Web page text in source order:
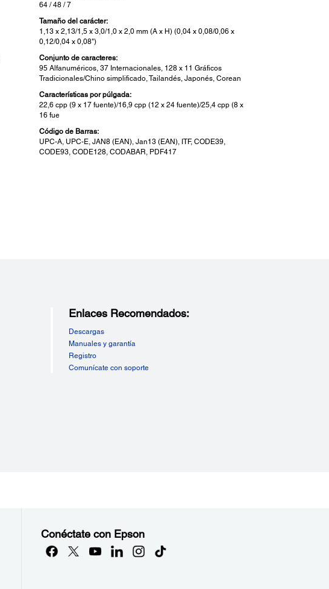
64 / 48 / 7
Tamaño del carácter:
1,13 x 2,13/1,5 x 3,0/1,0 x 2,0 mm (A x H) (0,04 x 0,08/0,06 x
0,12/0,04 x 0,08")
Conjunto de caracteres:
95 Alfanuméricos, 37 Internacionales, 128 x 11 Gráficos
Tradicionales/Chino simplificado, Tailandés, Japonés, Corean
Características por púlgada:
22,6 cpp (9 x 17 fuente)/16,9 cpp (12 x 24 fuente)/25,4 cpp (8 x
16 fue
Código de Barras:
UPC-A, UPC-E, JAN8 (EAN), Jan13 (EAN), ITF, CODE39,
CODE93, CODE128, CODABAR, PDF417
Enlaces Recomendados:
Descargas
Manuales y garantía
Registro
Comunícate con soporte
Conéctate con Epson